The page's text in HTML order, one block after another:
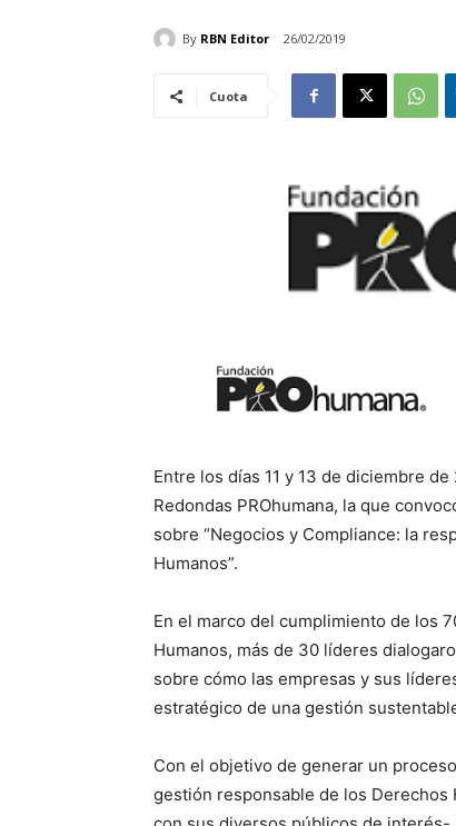
By RBN Editor 26/02/2019
Cuota
Entre los días 11 y 13 de diciembre
Redondas PROhumana, la que
sobre “Negocios y Compliance: la
Humanos”.
En el marco del cumplimiento de los
Humanos, más de 30 líderes
sobre cómo las empresas y sus
estratégico de una gestión
Con el objetivo de generar un
gestión responsable de los